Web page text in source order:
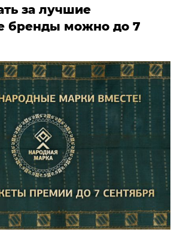
за лучшие
бренды можно до 7